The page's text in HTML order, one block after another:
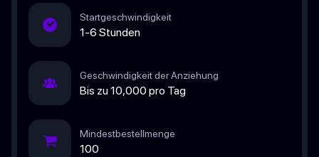
Startgeschwindigkeit
1-6 Stunden
Geschwindigkeit der Anziehung
Bis zu 10,000 pro Tag
Mindestbestellmenge
100